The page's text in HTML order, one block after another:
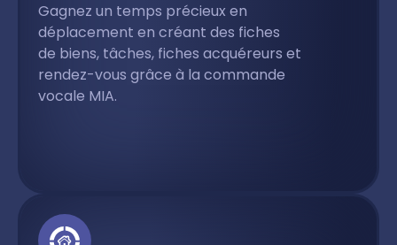
Gagnez un temps précieux en
déplacement en créant des fiches
de biens, tâches, fiches acquéreurs et
rendez-vous grâce à la commande
vocale MIA.